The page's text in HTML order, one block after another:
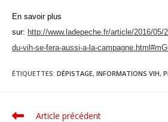
En savoir plus
sur: http://www.ladepeche.fr/article/2016/05/
du-vih-se-fera-aussi-a-la-
ÉTIQUETTES: DÉPISTAGE, INFORMATIONS VIH,
Read
Article précédent